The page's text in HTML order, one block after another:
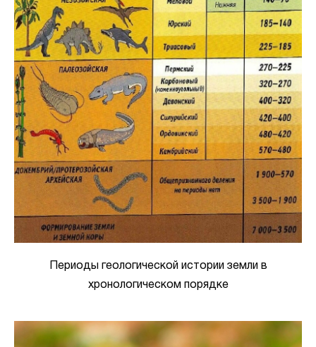
Периоды геологической истории земли в
хронологическом порядке